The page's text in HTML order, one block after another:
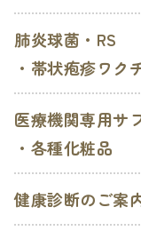
肺炎球菌・RS
・帯状疱疹ワク
医療機関専用サ
・各種化粧品
健康診断のご案